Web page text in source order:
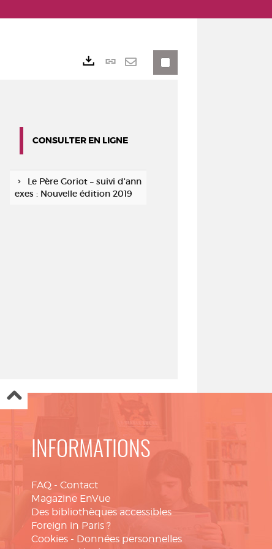
Lien
CONSULTER EN LIGNE
Le Père Goriot – suivi d'ann
exes : Nouvelle édition 2019
INFORMATIONS
FAQ - Contact
Magazine EnVue
Des bibliothèques accessibles
Foreign in Paris ?
Cookies - Données personnelles